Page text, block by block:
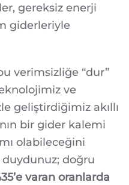
gereksiz enerji
giderleriyle
verimsizliğe “dur”
ve
geliştirdiğimiz akıllı
bir gider kalemi
olabileceğini
duydunuz; doğru
varan oranlarda